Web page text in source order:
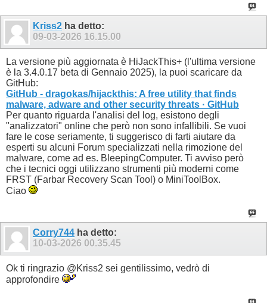
Kriss2 ha detto:
09-03-2026 16.15.00
La versione più aggiornata è HiJackThis+ (l'ultima versione
è la 3.4.0.17 beta di Gennaio 2025), la puoi scaricare da
GitHub:
GitHub - dragokas/hijackthis: A free utility that finds
malware, adware and other security threats · GitHub
Per quanto riguarda l'analisi del log, esistono degli
"analizzatori" online che però non sono infallibili. Se vuoi
fare le cose seriamente, ti suggerisco di farti aiutare da
esperti su alcuni Forum specializzati nella rimozione del
malware, come ad es. BleepingComputer. Ti avviso però
che i tecnici oggi utilizzano strumenti più moderni come
FRST (Farbar Recovery Scan Tool) o MiniToolBox.
Ciao
Corry744 ha detto:
10-03-2026 00.35.45
Ok ti ringrazio @Kriss2 sei gentilissimo, vedrò di
approfondire